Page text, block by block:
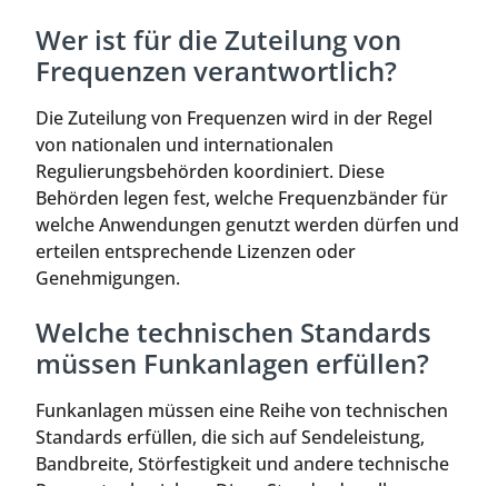
Wer ist für die Zuteilung von
Frequenzen verantwortlich?
Die Zuteilung von Frequenzen wird in der Regel
von nationalen und internationalen
Regulierungsbehörden koordiniert. Diese
Behörden legen fest, welche Frequenzbänder für
welche Anwendungen genutzt werden dürfen und
erteilen entsprechende Lizenzen oder
Genehmigungen.
Welche technischen Standards
müssen Funkanlagen erfüllen?
Funkanlagen müssen eine Reihe von technischen
Standards erfüllen, die sich auf Sendeleistung,
Bandbreite, Störfestigkeit und andere technische